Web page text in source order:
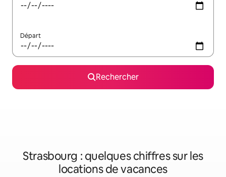
Départ
Rechercher
Strasbourg : quelques chiffres sur les
locations de vacances